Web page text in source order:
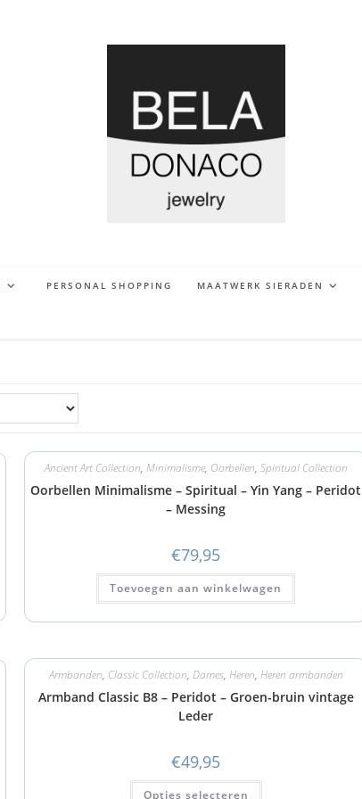
PERSONAL SHOPPING MAATWERK SIERADEN
Ancient Art Collection, Minimalisme, Oorbellen, Spiritual Collection
Oorbellen Minimalisme – Spiritual – Yin Yang – Peridot
– Messing
€79,95
Toevoegen aan winkelwagen
Armbanden, Classic Collection, Dames, Heren, Heren armbanden
Armband Classic B8 – Peridot – Groen-bruin vintage
Leder
€49,95
Opties selecteren